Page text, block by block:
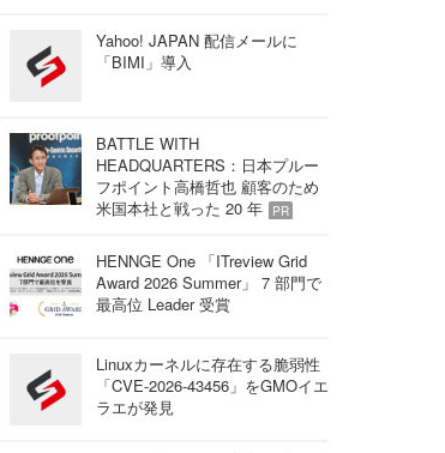
Yahoo! JAPAN 配信メールに
「BIMI」導入
BATTLE WITH
HEADQUARTERS：日本プルー
フポイント高橋哲也 顧客のため
米国本社と戦った 20 年
PR
HENNGE One 「ITreview Grid
Award 2026 Summer」 7 部門で
最高位 Leader 受賞
Linuxカーネルに存在する脆弱性
「CVE-2026-43456」をGMOイエ
ラエが発見